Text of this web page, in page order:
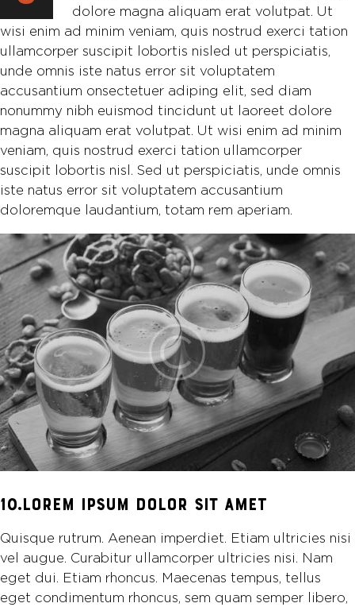
dolore magna aliquam erat volutpat. Ut
wisi enim ad minim veniam, quis nostrud exerci tation
ullamcorper suscipit lobortis nisled ut perspiciatis,
unde omnis iste natus error sit voluptatem
accusantium onsectetuer adiping elit, sed diam
nonummy nibh euismod tincidunt ut laoreet dolore
magna aliquam erat volutpat. Ut wisi enim ad minim
veniam, quis nostrud exerci tation ullamcorper
suscipit lobortis nisl. Sed ut perspiciatis, unde omnis
iste natus error sit voluptatem accusantium
doloremque laudantium, totam rem aperiam.
10.LOREM IPSUM DOLOR SIT AMET
Quisque rutrum. Aenean imperdiet. Etiam ultricies nisi
vel augue. Curabitur ullamcorper ultricies nisi. Nam
eget dui. Etiam rhoncus. Maecenas tempus, tellus
eget condimentum rhoncus, sem quam semper libero,